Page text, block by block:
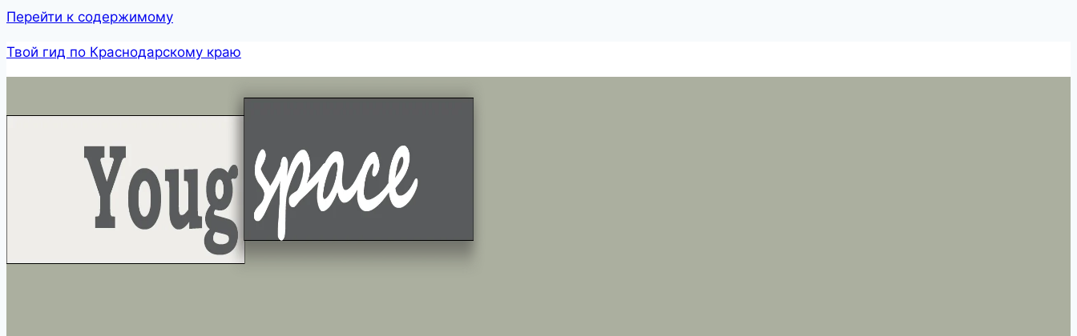
Перейти к содержимому
Твой гид по Краснодарскому краю